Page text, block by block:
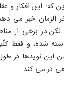
این افکار و
خبر مى
در برخى از
شده، و فقط
این نویدها در
تر مى کند.